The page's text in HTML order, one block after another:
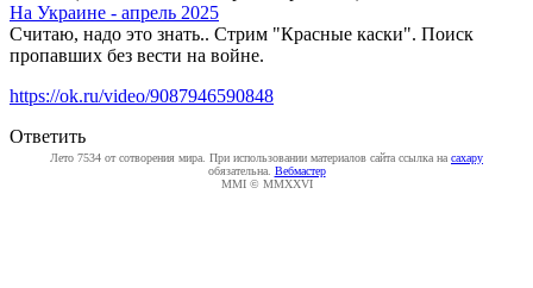
На Украине - апрель 2025
Считаю, надо это знать.. Стрим "Красные каски". Поиск
пропавших без вести на войне.
https://ok.ru/video/9087946590848
Ответить
Лето 7534 от сотворения мира. При использовании материалов сайта ссылка на caxapу
обязательна. Вебмастер
MMI © MMXXVI